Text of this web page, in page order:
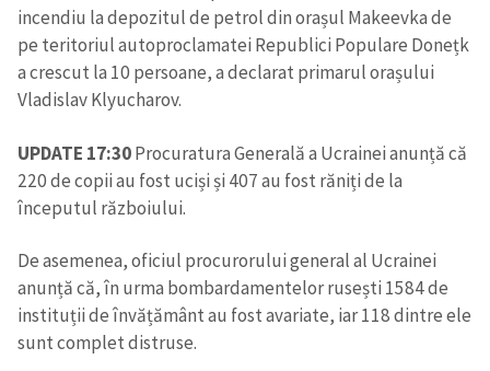
incendiu la depozitul de petrol din orașul Makeevka de
pe teritoriul autoproclamatei Republici Populare Donețk
a crescut la 10 persoane, a declarat primarul orașului
Vladislav Klyucharov.
UPDATE 17:30Procuratura Generală a Ucrainei anunță că
220 de copii au fost uciși și 407 au fost răniți de la
începutul războiului.
De asemenea, oficiul procurorului general al Ucrainei
anunță că, în urma bombardamentelor rusești 1584 de
instituții de învățământ au fost avariate, iar 118 dintre ele
sunt complet distruse.
CONTACT SURSĂ
Sursă anonimă
Email + Emailul meu
Telefon
+ Telefon personal
Am citit și sunt de
acord cu
confidențialitate